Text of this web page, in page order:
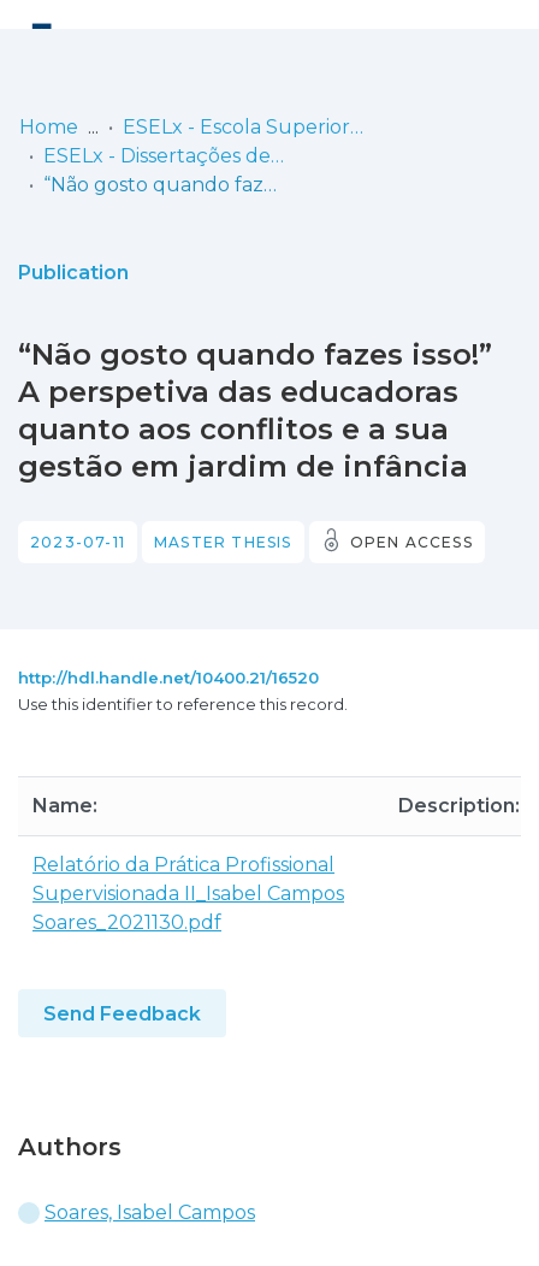
Communities
Statistics
Home
ESELx - Escola Superior de Educação de Lisboa
ESELx - Dissertações de Mestrado
“Não gosto quando fazes isso!” A perspetiva das educadoras quanto aos conflitos e a sua gestão em jardim de infância
Publication
“Não gosto quando fazes isso!”
A perspetiva das educadoras
quanto aos conflitos e a sua
gestão em jardim de infância
2023-07-11 MASTER THESIS OPEN ACCESS
http://hdl.handle.net/10400.21/16520
Use this identifier to reference this record.
Name: Description:
Relatório da Prática Profissional
Supervisionada II_Isabel Campos
Soares_2021130.pdf
Send Feedback
Authors
Soares, Isabel Campos